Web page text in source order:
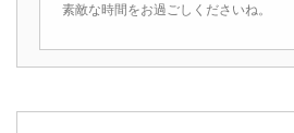
素敵な時間をお過ごしくださいね。